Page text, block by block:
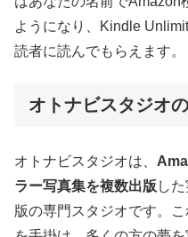
ようになり、Kindle
読者に読んでもらえます。
オトナビスタジオ
オトナビスタジオは、
ラー写真集を複数出版 し
版の専門スタジオです。